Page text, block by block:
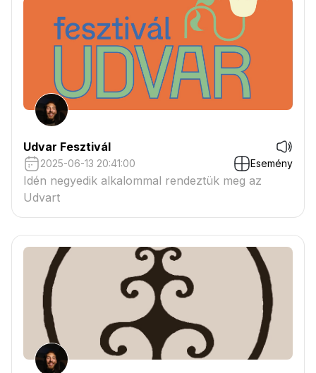
Udvar Fesztivál
2025-06-13 20:41:00 Esemény
Idén negyedik alkalommal rendeztük meg az
Udvart